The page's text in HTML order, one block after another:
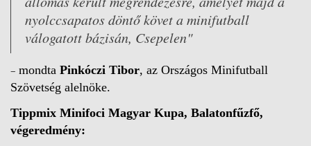
nyolccsapatos döntő követ a minifutball
válogatott bázisán, Csepelen"
– mondta Pinkóczi Tibor, az Országos Minifutball
Szövetség alelnöke.
Tippmix Minifoci Magyar Kupa, Balatonfűzfő,
végeredmény: